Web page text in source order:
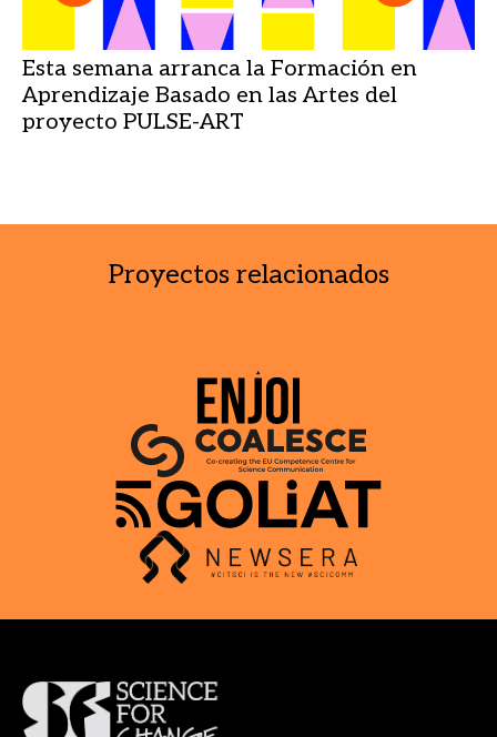
Esta semana arranca la Formación en
Aprendizaje Basado en las Artes del
proyecto PULSE-ART
Proyectos relacionados